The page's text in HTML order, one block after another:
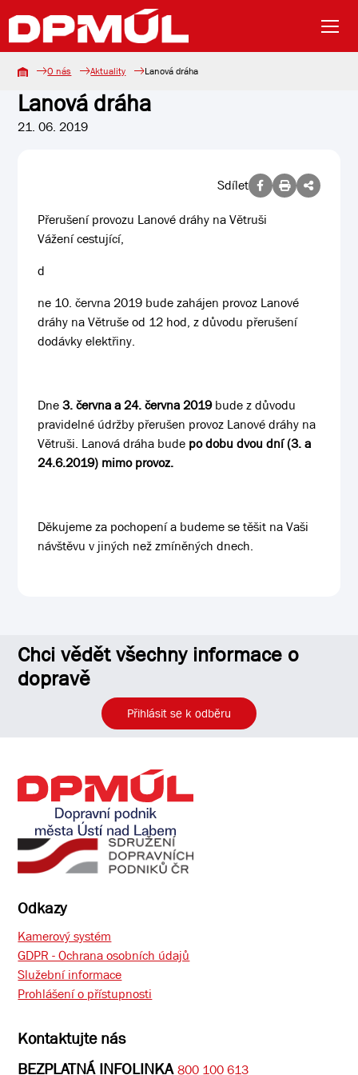
O nás Aktuality Lanová dráha
Lanová dráha
21. 06. 2019
Sdílet
Přerušení provozu Lanové dráhy na Větruši
Vážení cestující,
d
ne 10. června 2019 bude zahájen provoz Lanové
dráhy na Větruše od 12 hod, z důvodu přerušení
dodávky elektřiny.
Dne3. června a 24. června 2019bude z důvodu
pravidelné údržby přerušen provoz Lanové dráhy na
Větruši. Lanová dráha bude po dobu dvou dní (3. a
24.6.2019) mimo provoz.
Děkujeme za pochopení a budeme se těšit na Vaši
návštěvu v jiných než zmíněných dnech.
Chci vědět všechny informace o
dopravě
Přihlásit se k odběru
Odkazy
Kamerový systém
GDPR - Ochrana osobních údajů
Služební informace
Prohlášení o přístupnosti
Kontaktujte nás
BEZPLATNÁ INFOLINKA 800 100 613